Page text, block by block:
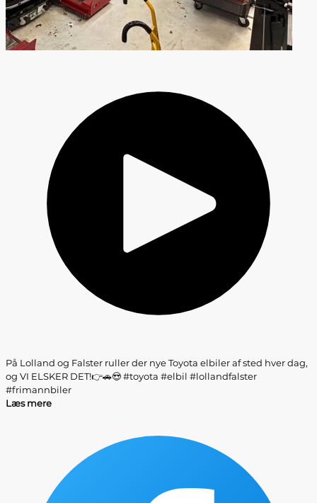
På Lolland og Falster ruller der nye Toyota elbiler af sted hver dag,
og VI ELSKER DET!👉🚗😍 #toyota #elbil #lollandfalster
#frimannbiler
Læs mere